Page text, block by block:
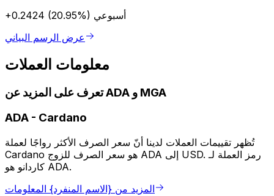
+0.2424 (20.95%) أسبوعي
عرض الرسم البياني
معلومات العملات
تعرف على المزيد عن ADA و MGA
ADA - Cardano
تُظهر تقييمات العملات لدينا أنّ سعر الصرف الأكثر رواجًا لعملة
Cardano هو سعر الصرف للزوج ADA إلى USD. رمز العملة لـ
كاردانو هو ADA.
المزيد من {الاسم المنفرد} المعلومات